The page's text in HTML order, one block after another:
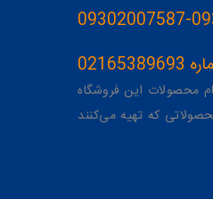
محصولات این فروشگاه
که تهیه می‌کنند